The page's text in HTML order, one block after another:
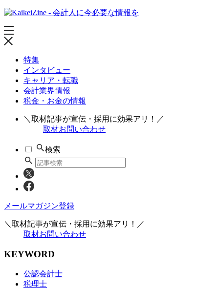
特集
インタビュー
キャリア・転職
会計業界情報
税金・お金の情報
＼取材記事が宣伝・採用に効果アリ！／
取材お問い合わせ
検索
メールマガジン登録
＼取材記事が宣伝・採用に効果アリ！／
取材お問い合わせ
KEYWORD
公認会計士
税理士